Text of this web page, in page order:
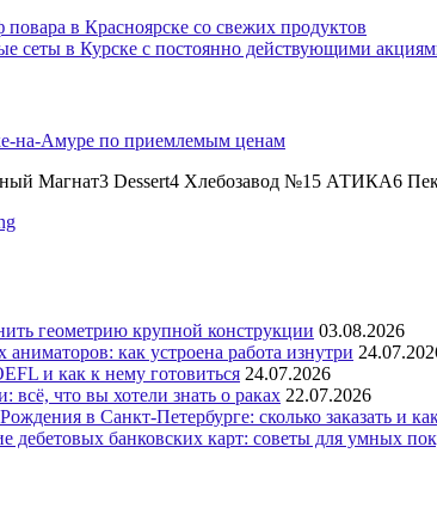
в Красноярске со свежих продуктов
сеты в Курске с постоянно действующими
на-Амуре по приемлемым ценам
Магнат3 Dessert4 Хлебозавод №15 АТИКА6
геометрию крупной конструкции 03.08.2026
как устроена работа изнутри
и как к нему готовиться 24.07.2026
всё, что вы хотели знать о раках 22.07.2026
в Санкт-Петербурге: сколько заказать и
дебетовых банковских карт: советы для умных